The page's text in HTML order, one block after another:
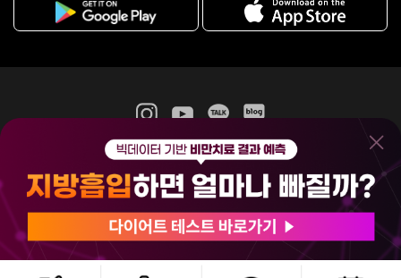
365mc 병·의원 이용약관
홈페이지 이용약관
비급여진료수가
(주)365mcㅣ서울특별시 서초구 서초대로52길 7, 3~4층(서초동, 제일빌딩)
120-87-04354ㅣ김남철
COPYRIGHT(C) 2025 365mc. ALL RIGHTS RESERVED.